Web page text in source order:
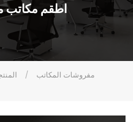
اطقم مكاتب
مفروشات المكاتب